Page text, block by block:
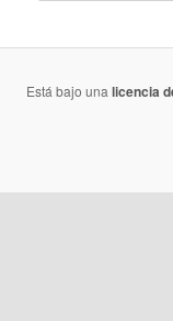
Está bajo una licencia